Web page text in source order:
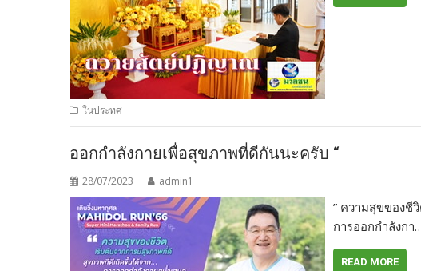
ในประทศ
ออกกำลังกายเพื่อสุขภาพที่ดีกันนะครับ “
28/07/2023 admin1
” ความสุขของชี
การออกกำลังกา
READ MORE